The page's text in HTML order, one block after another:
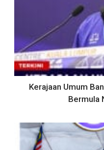
Kerajaan Umum
Bermula